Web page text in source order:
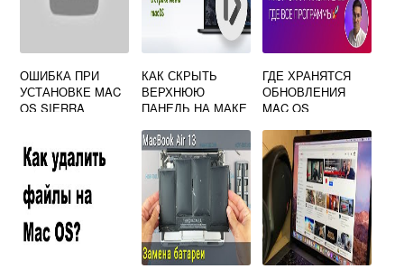
ОШИБКА ПРИ
УСТАНОВКЕ MAC
OS SIERRA
КАК СКРЫТЬ
ВЕРХНЮЮ
ПАНЕЛЬ НА МАКЕ
ГДЕ ХРАНЯТСЯ
ОБНОВЛЕНИЯ
MAC OS